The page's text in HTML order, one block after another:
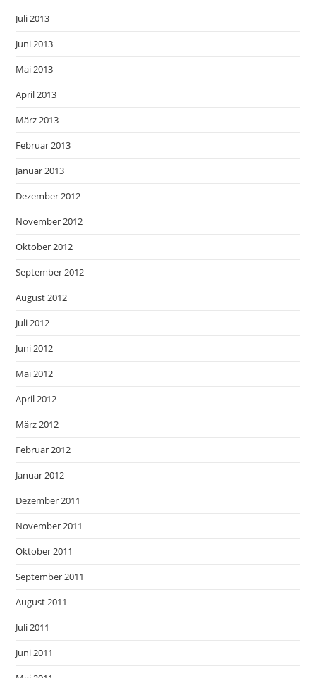
Juli 2013
Juni 2013
Mai 2013
April 2013
März 2013
Februar 2013
Januar 2013
Dezember 2012
November 2012
Oktober 2012
September 2012
August 2012
Juli 2012
Juni 2012
Mai 2012
April 2012
März 2012
Februar 2012
Januar 2012
Dezember 2011
November 2011
Oktober 2011
September 2011
August 2011
Juli 2011
Juni 2011